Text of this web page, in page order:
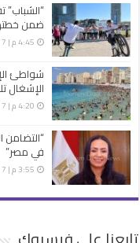
“الشباب”
ضمن
4:45 م | 7 أغسطس، 2026
شواطئ
الإشغال
4:20 م | 7 أغسطس، 2026
“التضامن
في مصر”
3:55 م | 7 أغسطس، 2026